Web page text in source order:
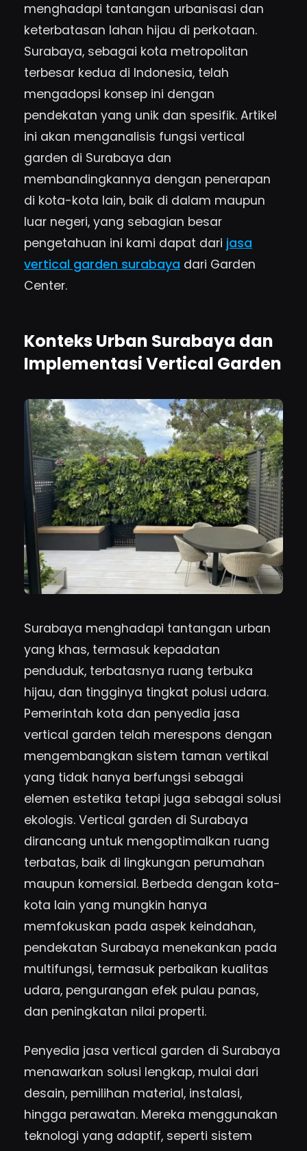
menghadapi tantangan urbanisasi dan
keterbatasan lahan hijau di perkotaan.
Surabaya, sebagai kota metropolitan
terbesar kedua di Indonesia, telah
mengadopsi konsep ini dengan
pendekatan yang unik dan spesifik. Artikel
ini akan menganalisis fungsi vertical
garden di Surabaya dan
membandingkannya dengan penerapan
di kota-kota lain, baik di dalam maupun
luar negeri, yang sebagian besar
pengetahuan ini kami dapat dari jasa
vertical garden surabaya dari Garden
Center.
Konteks Urban Surabaya dan
Implementasi Vertical Garden
Surabaya menghadapi tantangan urban
yang khas, termasuk kepadatan
penduduk, terbatasnya ruang terbuka
hijau, dan tingginya tingkat polusi udara.
Pemerintah kota dan penyedia jasa
vertical garden telah merespons dengan
mengembangkan sistem taman vertikal
yang tidak hanya berfungsi sebagai
elemen estetika tetapi juga sebagai solusi
ekologis. Vertical garden di Surabaya
dirancang untuk mengoptimalkan ruang
terbatas, baik di lingkungan perumahan
maupun komersial. Berbeda dengan kota-
kota lain yang mungkin hanya
memfokuskan pada aspek keindahan,
pendekatan Surabaya menekankan pada
multifungsi, termasuk perbaikan kualitas
udara, pengurangan efek pulau panas,
dan peningkatan nilai properti.
Penyedia jasa vertical garden di Surabaya
menawarkan solusi lengkap, mulai dari
desain, pemilihan material, instalasi,
hingga perawatan. Mereka menggunakan
teknologi yang adaptif, seperti sistem